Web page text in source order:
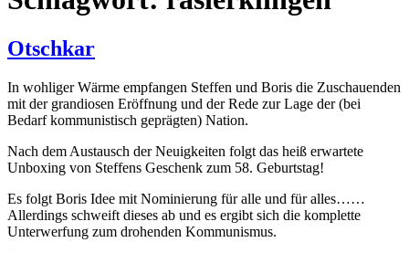
Otschkar
In wohliger Wärme empfangen Steffen und Boris die Zuschauenden
mit der grandiosen Eröffnung und der Rede zur Lage der (bei
Bedarf kommunistisch geprägten) Nation.
Nach dem Austausch der Neuigkeiten folgt das heiß erwartete
Unboxing von Steffens Geschenk zum 58. Geburtstag!
Es folgt Boris Idee mit Nominierung für alle und für alles……
Allerdings schweift dieses ab und es ergibt sich die komplette
Unterwerfung zum drohenden Kommunismus.